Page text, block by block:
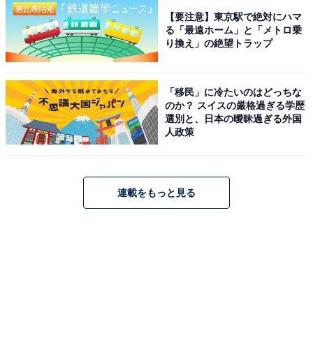
【要注意】東京駅で絶対にハマ
る「最遠ホーム」と「メトロ乗
り換え」の絶望トラップ
「移民」に冷たいのはどっちな
のか？ スイスの厳格過ぎる学歴
選別と、日本の曖昧過ぎる外国
人政策
連載をもっと見る